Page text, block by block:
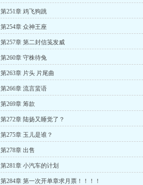
第251章 鸡飞狗跳
第254章 众神王座
第257章 第二封信笺发威
第260章 守株待兔
第263章 片头 片尾曲
第266章 流言蜚语
第269章 筹款
第272章 陆扬又睡觉了？
第275章 玉儿是谁？
第278章 出售
第281章 小汽车的计划
第284章 第一次开单章求月票！！！！